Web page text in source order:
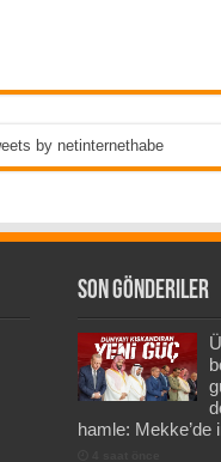
by netinternethabe
Son Gönderiler
hamle: Mekke’de